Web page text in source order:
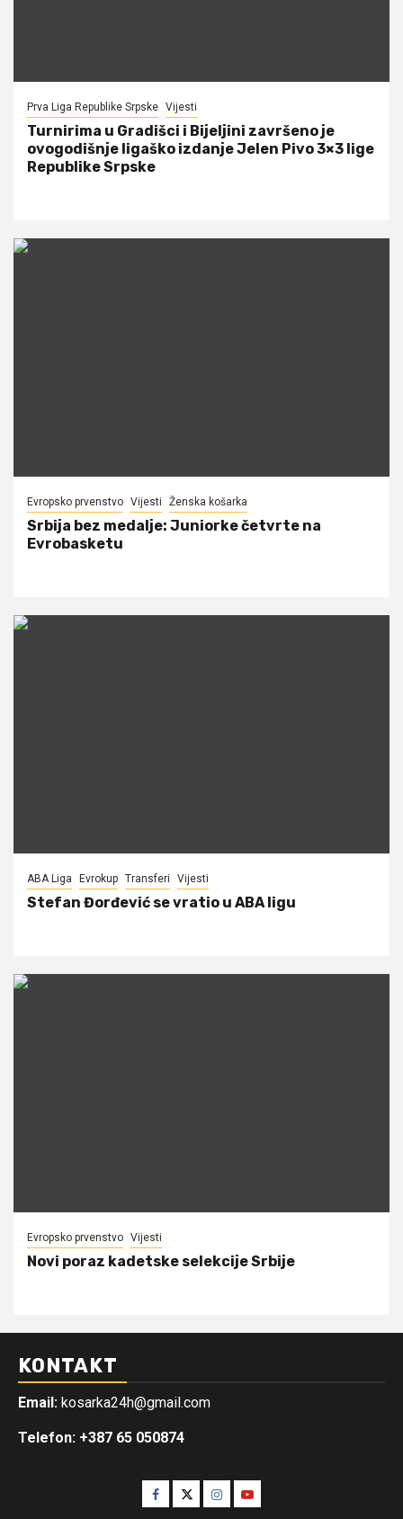
Prva Liga Republike Srpske Vijesti
Turnirima u Gradišci i Bijeljini završeno je
ovogodišnje ligaško izdanje Jelen Pivo 3×3 lige
Republike Srpske
Evropsko prvenstvo Vijesti Ženska košarka
Srbija bez medalje: Juniorke četvrte na
Evrobasketu
ABA Liga Evrokup Transferi Vijesti
Stefan Đorđević se vratio u ABA ligu
Evropsko prvenstvo Vijesti
Novi poraz kadetske selekcije Srbije
KONTAKT
Email: kosarka24h@gmail.com
Telefon: +387 65 050874
Facebook
TwitterInstagram
Youtube